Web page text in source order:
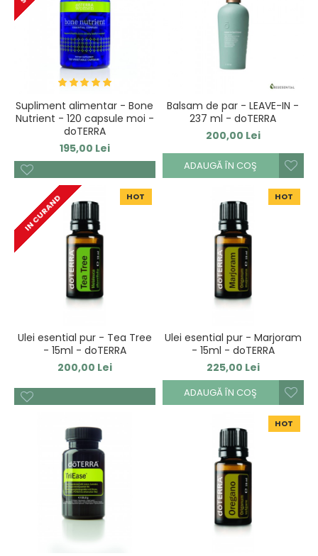
Supliment alimentar - Bone
Nutrient - 120 capsule moi -
doTERRA
195,00 Lei
Balsam de par - LEAVE-IN -
237 ml - doTERRA
200,00 Lei
ADAUGĂ ÎN COŞ
HOT
IN CURAND
Ulei esential pur - Tea Tree
- 15ml - doTERRA
200,00 Lei
HOT
Ulei esential pur - Marjoram
- 15ml - doTERRA
225,00 Lei
ADAUGĂ ÎN COŞ
HOT